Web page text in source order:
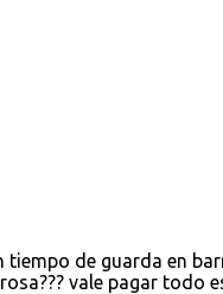
de guarda en
vale pagar todo